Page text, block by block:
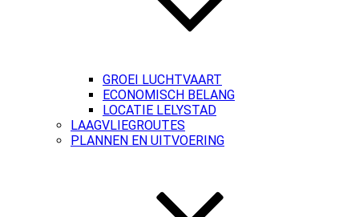
GROEI LUCHTVAART
ECONOMISCH BELANG
LOCATIE LELYSTAD
LAAGVLIEGROUTES
PLANNEN EN UITVOERING